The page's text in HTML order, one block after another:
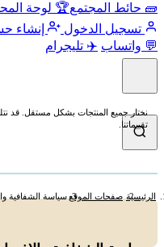
🧱 حائط المجتمع🏆 لوحة
تسجيل الدخول
إنشاء
💬 واتساب ✈️ تليجرام
نختار جميع المنتجات بشكل مستقل. قد
تقييماتنا.
الرئيسية صفحات الموقع سياسة الشفافية